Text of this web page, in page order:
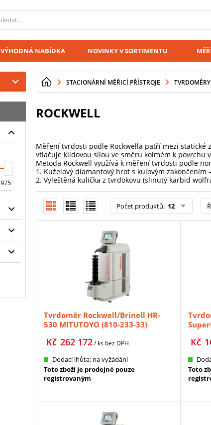
VÝHODNÁ NABÍDKA NOVINKY V SORTIMENTU
STACIONÁRNÍ MĚŘICÍ PŘÍSTROJE TVRDOMĚRY
ROCKWELL
Měření tvrdosti podle Rockwella patří mezi statické
vtlačuje klidovou silou ve směru kolmém k povrchu
Metoda Rockwell využívá k měření tvrdosti podle
1. Kuželový diamantový hrot s kulovým
2. Vyleštěná kulička z tvrdokovu (slinutý karbid
Počet produktů: 12
Tvrdoměr Rockwell/Brinell HR-
530 MITUTOYO (810-233-33)
262 172
Kč / ks bez DPH
Dodací lhůta: na vyžádání
Toto zboží je prodejné pouze
registrovaným
Kč
Toto